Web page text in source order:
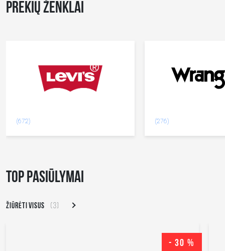
PREKIŲ ŽENKLAI
(672) (276)
TOP PASIŪLYMAI
ŽIŪRĖTI VISUS (3)
- 30 %